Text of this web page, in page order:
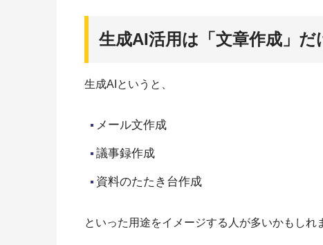
生成AI活用は「文章作成」だ
生成AIというと、
メール文作成
議事録作成
資料のたたき台作成
といった用途をイメージする人が多いかもしれ